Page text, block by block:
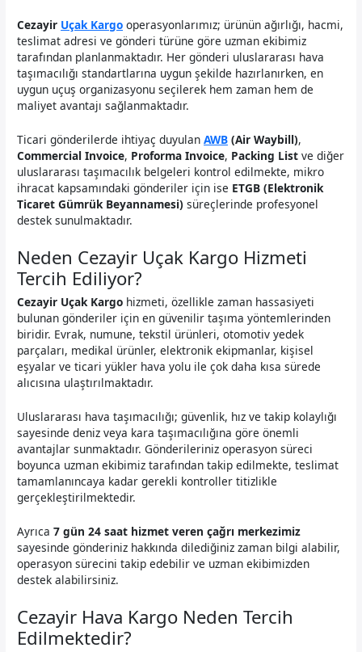
Cezayir Uçak Kargo operasyonlarımız; ürünün ağırlığı, hacmi,
teslimat adresi ve gönderi türüne göre uzman ekibimiz
tarafından planlanmaktadır. Her gönderi uluslararası hava
taşımacılığı standartlarına uygun şekilde hazırlanırken, en
uygun uçuş organizasyonu seçilerek hem zaman hem de
maliyet avantajı sağlanmaktadır.
Ticari gönderilerde ihtiyaç duyulanAWB (Air Waybill),
Commercial Invoice, Proforma Invoice, Packing List ve diğer
uluslararası taşımacılık belgeleri kontrol edilmekte, mikro
ihracat kapsamındaki gönderiler için ise ETGB (Elektronik
Ticaret Gümrük Beyannamesi) süreçlerinde profesyonel
destek sunulmaktadır.
Neden Cezayir Uçak Kargo Hizmeti
Tercih Ediliyor?
Cezayir Uçak Kargo hizmeti, özellikle zaman hassasiyeti
bulunan gönderiler için en güvenilir taşıma yöntemlerinden
biridir. Evrak, numune, tekstil ürünleri, otomotiv yedek
parçaları, medikal ürünler, elektronik ekipmanlar, kişisel
eşyalar ve ticari yükler hava yolu ile çok daha kısa sürede
alıcısına ulaştırılmaktadır.
Uluslararası hava taşımacılığı; güvenlik, hız ve takip kolaylığı
sayesinde deniz veya kara taşımacılığına göre önemli
avantajlar sunmaktadır. Gönderileriniz operasyon süreci
boyunca uzman ekibimiz tarafından takip edilmekte, teslimat
tamamlanıncaya kadar gerekli kontroller titizlikle
gerçekleştirilmektedir.
Ayrıca7 gün 24 saat hizmet veren çağrı merkezimiz
sayesinde gönderiniz hakkında dilediğiniz zaman bilgi alabilir,
operasyon sürecini takip edebilir ve uzman ekibimizden
destek alabilirsiniz.
Cezayir Hava Kargo Neden Tercih
Edilmektedir?